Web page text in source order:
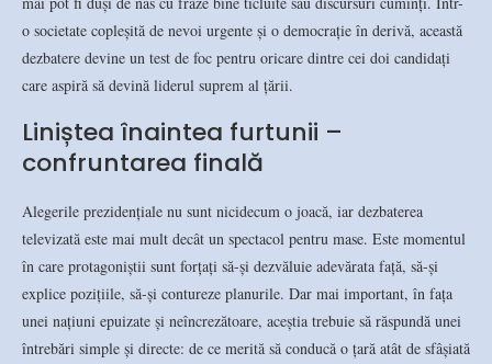
o societate copleșită de nevoi urgente și o democrație în derivă, această
dezbatere devine un test de foc pentru oricare dintre cei doi candidați
care aspiră să devină liderul suprem al țării.
Liniștea înaintea furtunii –
confruntarea finală
Alegerile prezidențiale nu sunt nicidecum o joacă, iar dezbaterea
televizată este mai mult decât un spectacol pentru mase. Este momentul
în care protagoniștii sunt forțați să-și dezvăluie adevărata față, să-și
explice pozițiile, să-și contureze planurile. Dar mai important, în fața
unei națiuni epuizate și neîncrezătoare, aceștia trebuie să răspundă unei
întrebări simple și directe: de ce merită să conducă o țară atât de sfâșiată